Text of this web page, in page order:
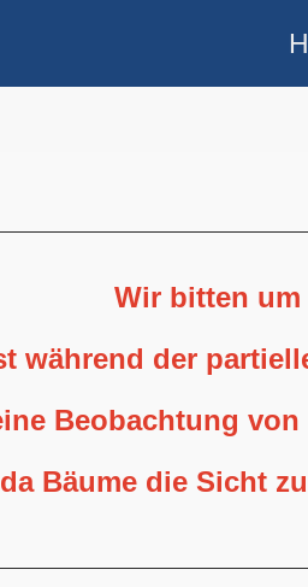
Wir bitten
während der
Beobachtung
da Bäume die Sicht